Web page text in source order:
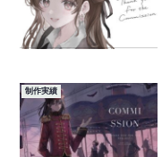
制作実績